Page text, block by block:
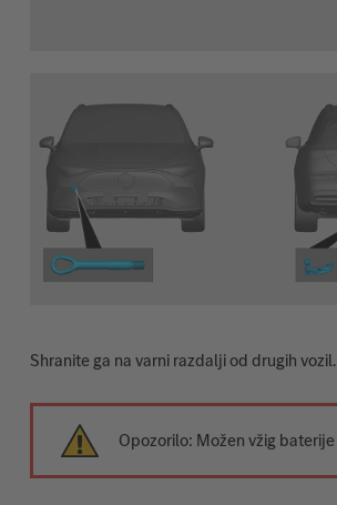
Shranite ga na varni razdalji od drugih vozil.
Opozorilo: Možen vžig baterije